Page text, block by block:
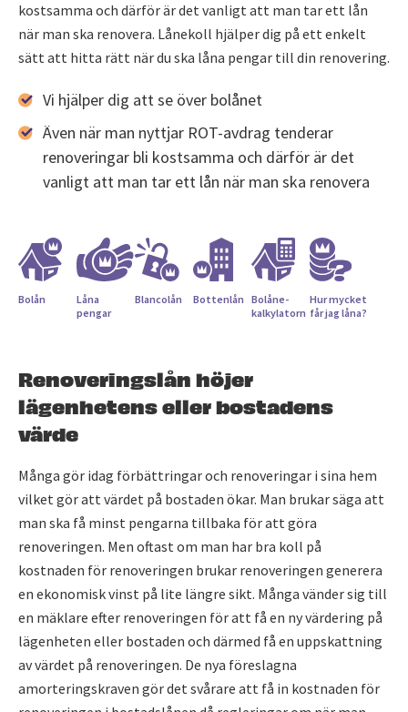
kostsamma och därför är det vanligt att man tar ett lån
när man ska renovera. Lånekoll hjälper dig på ett enkelt
sätt att hitta rätt när du ska låna pengar till din renovering.
Vi hjälper dig att se över bolånet
Även när man nyttjar ROT-avdrag tenderar
renoveringar bli kostsamma och därför är det
vanligt att man tar ett lån när man ska renovera
Bolån
Låna
pengar
Blancolån Bottenlån Bolåne­
kalkylatorn
Hur mycket
får jag låna?
Renoveringslån höjer
lägenhetens eller bostadens
värde
Många gör idag förbättringar och renoveringar i sina hem
vilket gör att värdet på bostaden ökar. Man brukar säga att
man ska få minst pengarna tillbaka för att göra
renoveringen. Men oftast om man har bra koll på
kostnaden för renoveringen brukar renoveringen generera
en ekonomisk vinst på lite längre sikt. Många vänder sig till
en mäklare efter renoveringen för att få en ny värdering på
lägenheten eller bostaden och därmed få en uppskattning
av värdet på renoveringen. De nya föreslagna
amorteringskraven gör det svårare att få in kostnaden för